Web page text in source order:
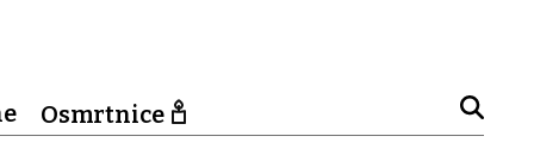
Osmrtnice